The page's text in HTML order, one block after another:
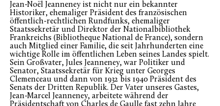
Jean-Noël Jeanneney ist nicht nur ein bekannter
Historiker, ehemaliger Präsident des französischen
öffentlich-rechtlichen Rundfunks, ehemaliger
Staatssekretär und Direktor der Nationalbibliothek
Frankreichs (Bibliotheque National de France), sondern
auch Mitglied einer Familie, die seit Jahrhunderten eine
wichtige Rolle im öffentlichen Leben seines Landes spielt.
Sein Großvater, Jules Jeanneney, war Politiker und
Senator, Staatssekretär für Krieg unter Georges
Clemenceau und dann von 1932 bis 1940 Präsident des
Senats der Dritten Republik. Der Vater unseres Gastes,
Jean-Marcel Jeanneney, arbeitete während der